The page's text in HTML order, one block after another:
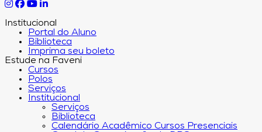
Institucional
Portal do Aluno
Biblioteca
Imprima seu boleto
Estude na Faveni
Cursos
Polos
Serviços
Institucional
Serviços
Biblioteca
Calendário Acadêmico Cursos Presenciais